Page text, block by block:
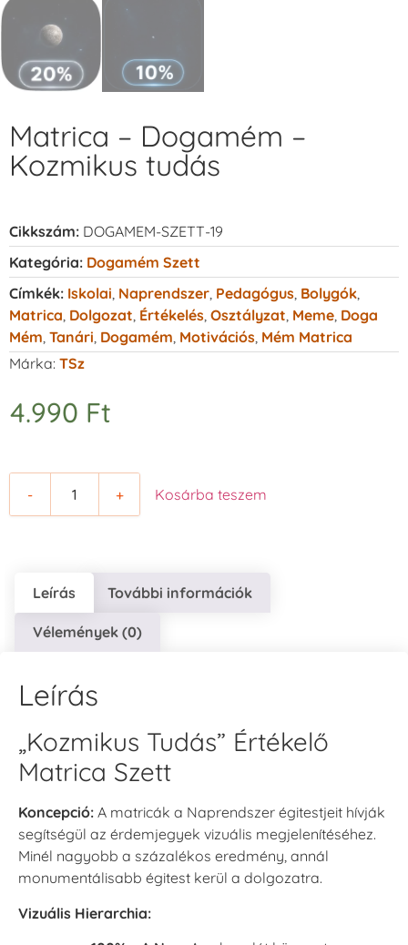
Matrica – Dogamém –
Kozmikus tudás
Cikkszám: DOGAMEM-SZETT-19
Kategória: Dogamém Szett
Címkék: Iskolai Naprendszer Pedagógus Bolygók
Matrica Dolgozat Értékelés Osztályzat Meme Doga
Mém Tanári Dogamém Motivációs Mém Matrica
Márka: TSz
4.990 Ft
- + Kosárba teszem
Leírás További információk
Vélemények (0)
Leírás
„Kozmikus Tudás” Értékelő
Matrica Szett
Koncepció: A matricák a Naprendszer égitestjeit hívják
segítségül az érdemjegyek vizuális megjelenítéséhez.
Minél nagyobb a százalékos eredmény, annál
monumentálisabb égitest kerül a dolgozatra.
Vizuális Hierarchia: